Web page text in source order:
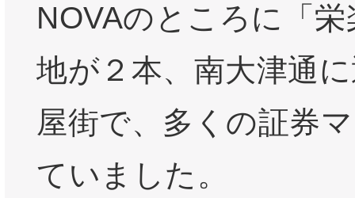
NOVAのところに「
地が２本、南大津通
屋街で、多くの証券
ていました。